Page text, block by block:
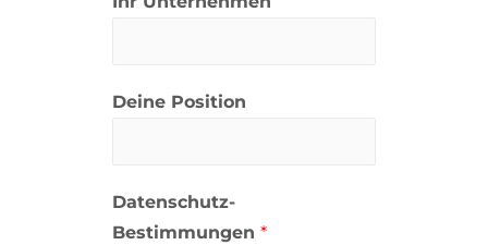
Deine Position
Datenschutz-
Bestimmungen *